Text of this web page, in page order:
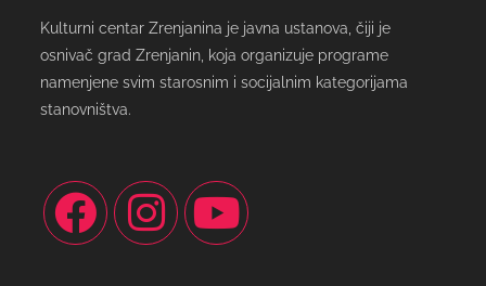
Kulturni centar Zrenjanina je javna ustanova, čiji je
osnivač grad Zrenjanin, koja organizuje programe
namenjene svim starosnim i socijalnim kategorijama
stanovništva.